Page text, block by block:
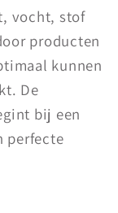
vocht, stof
producten
kunnen
De
bij een
perfecte